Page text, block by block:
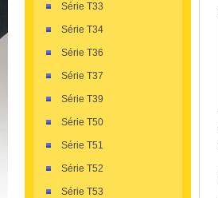
Série T33
Série T34
Série T36
Série T37
Série T39
Série T50
Série T51
Série T52
Série T53